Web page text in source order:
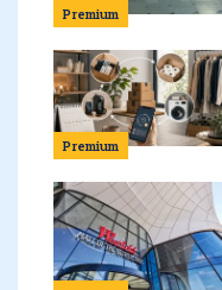
Premium
Premium